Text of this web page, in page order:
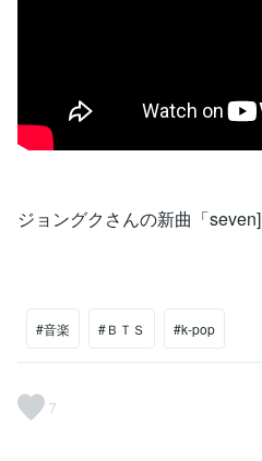
ジョングクさんの新曲「seven]
#音楽 #ＢＴＳ #k-pop
7